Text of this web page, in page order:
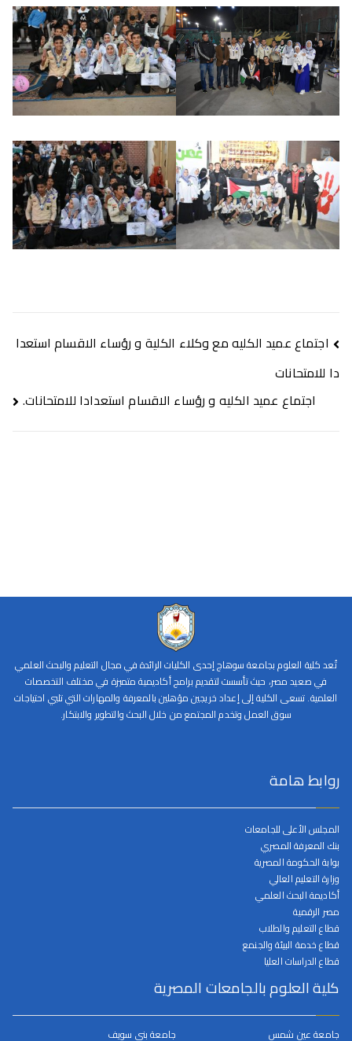
اجتماع عميد الكليه مع وكلاء الكلية و رؤساء الاقسام استعدا
دا للامتحانات
اجتماع عميد الكليه و رؤساء الاقسام استعدادا للامتحانات.
تُعد كلية العلوم بجامعة سوهاج إحدى الكليات الرائدة في مجال التعليم والبحث العلمي
في صعيد مصر، حيث تأسست لتقديم برامج أكاديمية متميزة في مختلف التخصصات
العلمية. تسعى الكلية إلى إعداد خريجين مؤهلين بالمعرفة والمهارات التي تلبي احتياجات
سوق العمل وتخدم المجتمع من خلال البحث والتطوير والابتكار.
روابط هامة
المجلس الأعلى للجامعات
بنك المعرفة المصري
بوابة الحكومة المصرية
وزارة التعليم العالي
أكاديمة البحث العلمي
مصر الرقمية
قطاع التعليم والطلاب
قطاع خدمة البيئة والجنمع
قطاع الدراسات العليا
كلية العلوم بالجامعات المصرية
جامعة عين شمس جامعة بني سويف